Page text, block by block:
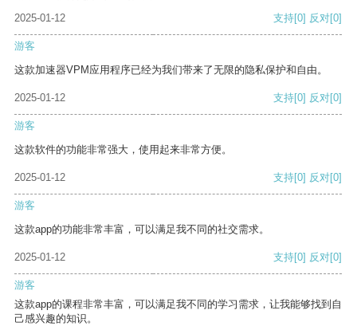
2025-01-12
支持[0] 反对[0]
游客
这款加速器VPM应用程序已经为我们带来了无限的隐私保护和自由。
2025-01-12 支持[0] 反对[0]
游客
这款软件的功能非常强大，使用起来非常方便。
2025-01-12 支持[0] 反对[0]
游客
这款app的功能非常丰富，可以满足我不同的社交需求。
2025-01-12 支持[0] 反对[0]
游客
这款app的课程非常丰富，可以满足我不同的学习需求，让我能够找到自
己感兴趣的知识。